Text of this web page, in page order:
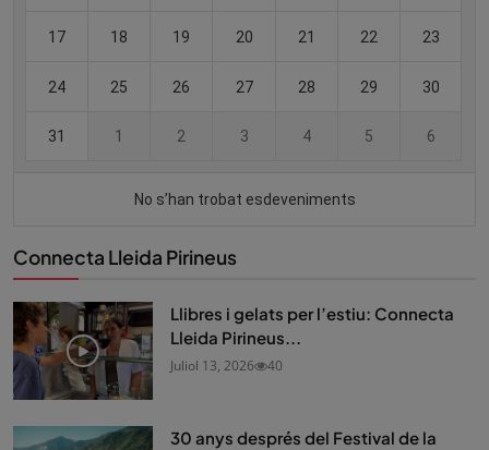
Connecta Lleida Pirineus
Llibres i gelats per l’estiu: Connecta
Lleida Pirineus...
Juliol 13, 2026 40
30 anys després del Festival de la